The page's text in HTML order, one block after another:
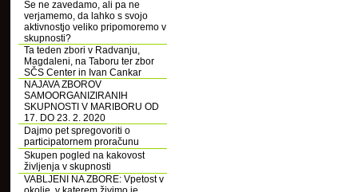
Se ne zavedamo, ali pa ne
verjamemo, da lahko s svojo
aktivnostjo veliko pripomoremo v
skupnosti?
Ta teden zbori v Radvanju,
Magdaleni, na Taboru ter zbor
SČS Center in Ivan Cankar
NAJAVA ZBOROV
SAMOORGANIZIRANIH
SKUPNOSTI V MARIBORU OD
17. DO 23. 2. 2020
Dajmo pet spregovoriti o
participatornem proračunu
Skupen pogled na kakovost
življenja v skupnosti
VABLJENI NA ZBORE: Vpetost v